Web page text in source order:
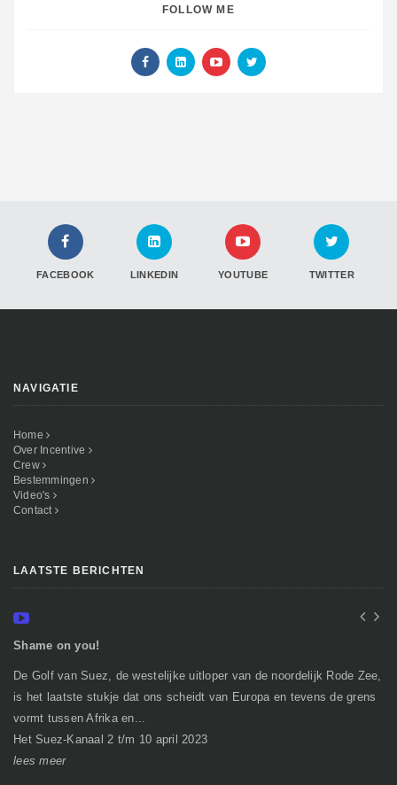
FOLLOW ME
FACEBOOK LINKEDIN YOUTUBE TWITTER
NAVIGATIE
Home
Over Incentive
Crew
Bestemmingen
Video's
Contact
LAATSTE BERICHTEN
Shame on you!
De Golf van Suez, de westelijke uitloper van de noordelijk Rode Zee,
is het laatste stukje dat ons scheidt van Europa en tevens de grens
vormt tussen Afrika en...
Het Suez-Kanaal 2 t/m 10 april 2023
lees meer